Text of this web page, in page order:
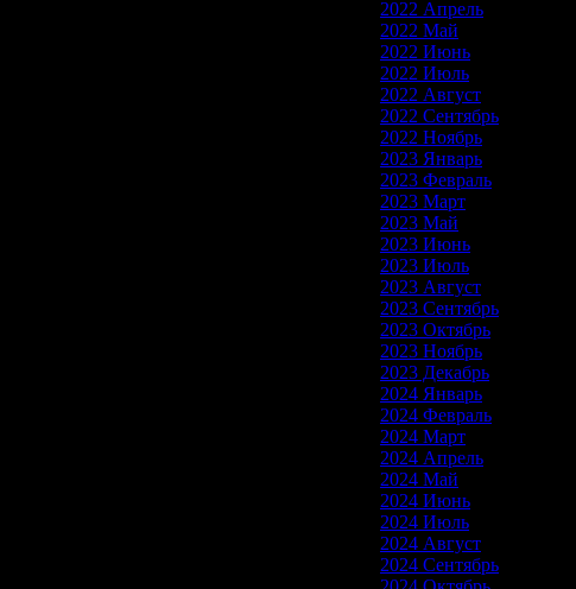
2022 Апрель
2022 Май
2022 Июнь
2022 Июль
2022 Август
2022 Сентябрь
2022 Ноябрь
2023 Январь
2023 Февраль
2023 Март
2023 Май
2023 Июнь
2023 Июль
2023 Август
2023 Сентябрь
2023 Октябрь
2023 Ноябрь
2023 Декабрь
2024 Январь
2024 Февраль
2024 Март
2024 Апрель
2024 Май
2024 Июнь
2024 Июль
2024 Август
2024 Сентябрь